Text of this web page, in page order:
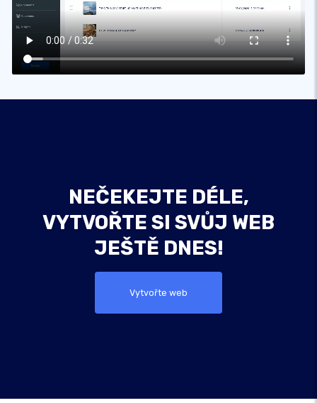
NEČEKEJTE DÉLE,
VYTVOŘTE SI SVŮJ WEB
JEŠTĚ DNES!
Vytvořte web